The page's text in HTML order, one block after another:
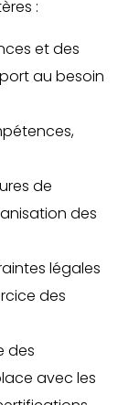
:
et des
au besoin
de
des
légales
des
des
avec les